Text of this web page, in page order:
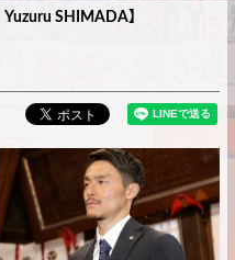
SHIMADA】